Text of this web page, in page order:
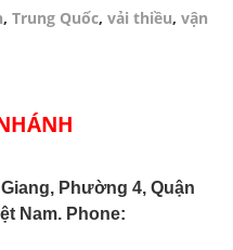
, Trung Quốc, vải thiều, vận
Phường 4, Quận
Nam. Phone: